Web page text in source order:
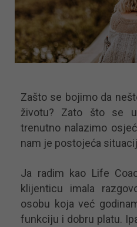
Zašto se bojimo da
životu? Zato što se
trenutno nalazimo
nam je postojeća
Ja radim kao Life
klijenticu imala
osobu koja već
funkciju i dobru platu.